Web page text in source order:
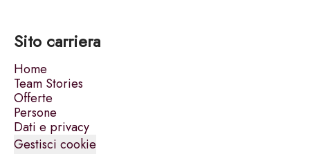
Sito carriera
Home
Team Stories
Offerte
Persone
Dati e privacy
Gestisci cookie